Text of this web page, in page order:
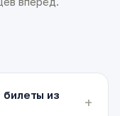
из